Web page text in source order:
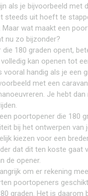
als je bijvoorbeeld met
steeds uit hoeft te
wat maakt een
nu zo bijzonder?
die 180 graden opent,
kan openen tot
vooral handig als je een
met een
Je hebt
poortopener die 180
bij het ontwerpen van
kiezen voor een
dat dit ten koste gaat
de opener.
om er rekening
poortopeners
graden. Het is daarom